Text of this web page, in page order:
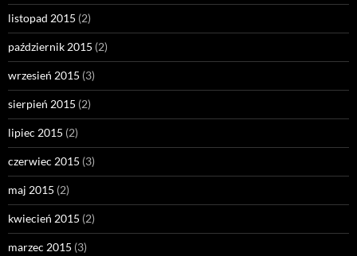
listopad 2015 (2)
październik 2015 (2)
wrzesień 2015 (3)
sierpień 2015 (2)
lipiec 2015 (2)
czerwiec 2015 (3)
maj 2015 (2)
kwiecień 2015 (2)
marzec 2015 (3)